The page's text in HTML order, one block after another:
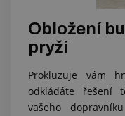
Obložení
pryží
Prokluzuje vám
odkládáte řešení
vašeho